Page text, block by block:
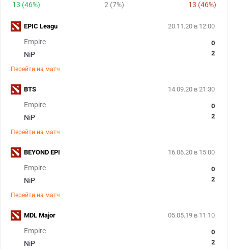
13 (46%) 2 (7%) 13 (46%)
20.11.20 в 12:00
Empire
NiP
0
2
Перейти на матч
EPIC Leagu
14.09.20 в 21:30
Empire
NiP
0
2
Перейти на матч
BTS
16.06.20 в 15:00
Empire
NiP
0
2
Перейти на матч
BEYOND EPI
05.05.19 в 11:10
Empire
NiP
0
2
MDL Major